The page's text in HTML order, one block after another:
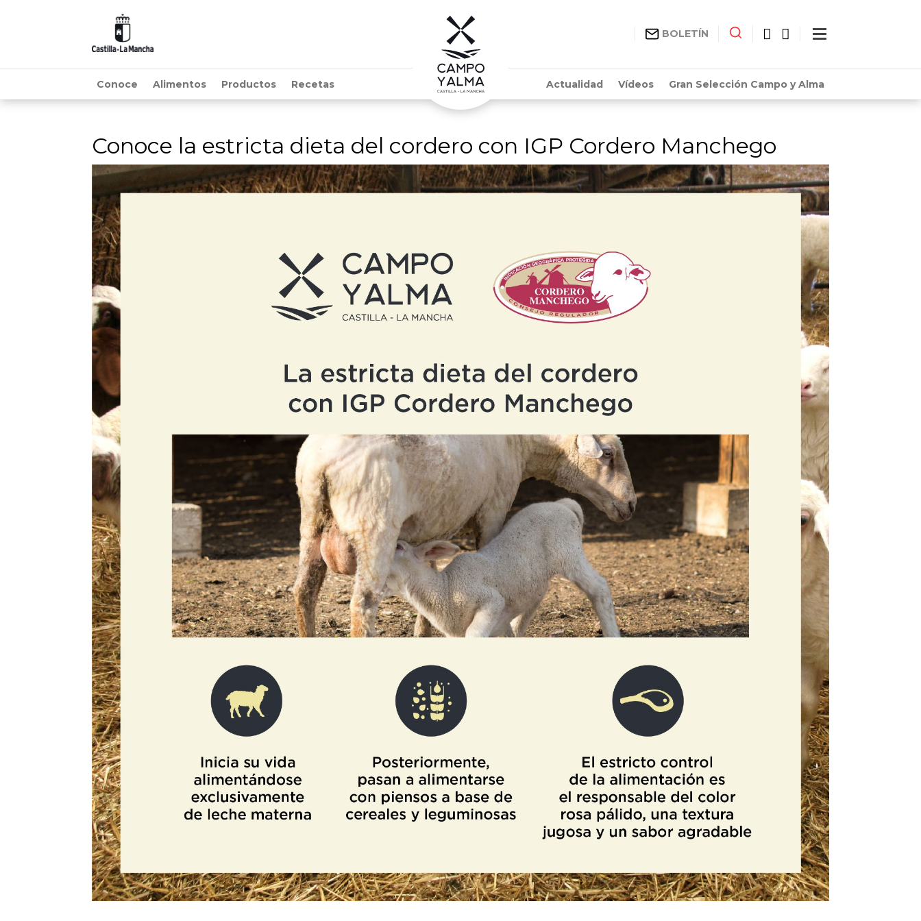
BOLETÍN
Conoce Alimentos Productos Recetas Actualidad Vídeos Gran Selección Campo y Alma
Conoce la estricta dieta del cordero con IGP Cordero Manchego